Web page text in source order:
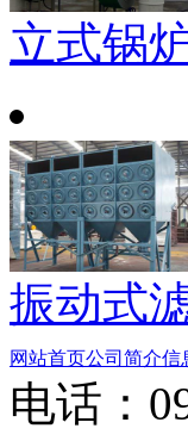
立式锅
振动式
网站首页公司简介信
电话：